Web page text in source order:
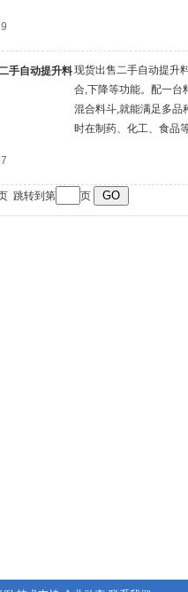
手自动提升料现货出售二手自动提升
合,下降等功能。配一台
混合料斗,就能满足多品
时在制药、化工、食品
跳转到第 页